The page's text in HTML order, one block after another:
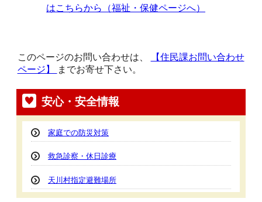
はこちらから（福祉・保健ページへ）
このページのお問い合わせは、
【住民課お問い合わせ
ページ】
までお寄せ下さい。
安心・安全情報
家庭での防災対策
救急診察・休日診療
天川村指定避難場所